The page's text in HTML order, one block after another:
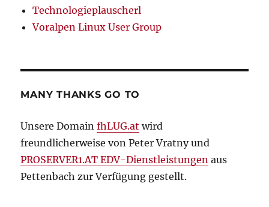
Technologieplauscherl
Voralpen Linux User Group
MANY THANKS GO TO
Unsere DomainfhLUG.at wird
freundlicherweise von Peter Vratny und
PROSERVER1.AT EDV-Dienstleistungen aus
Pettenbach zur Verfügung gestellt.